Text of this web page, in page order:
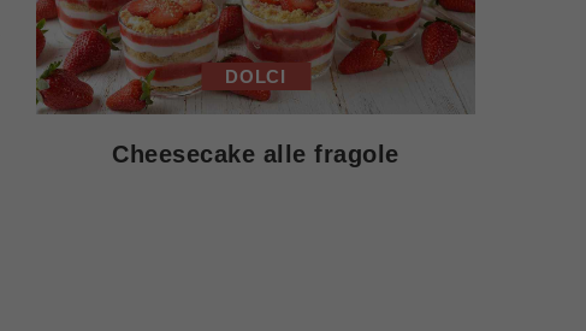
DOLCI
Cheesecake alle fragole